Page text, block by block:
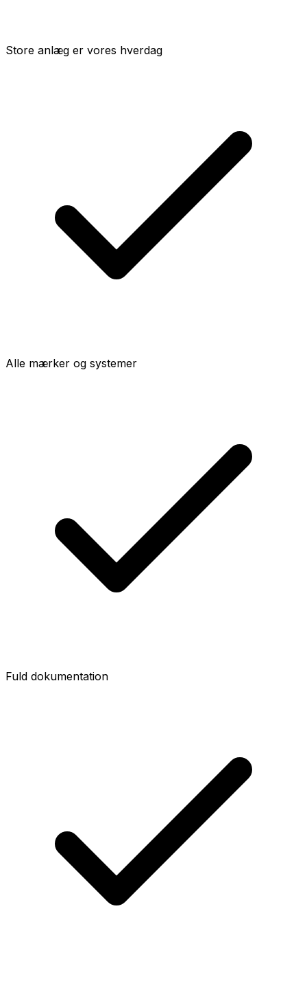
Store anlæg er vores hverdag
Alle mærker og systemer
Fuld dokumentation